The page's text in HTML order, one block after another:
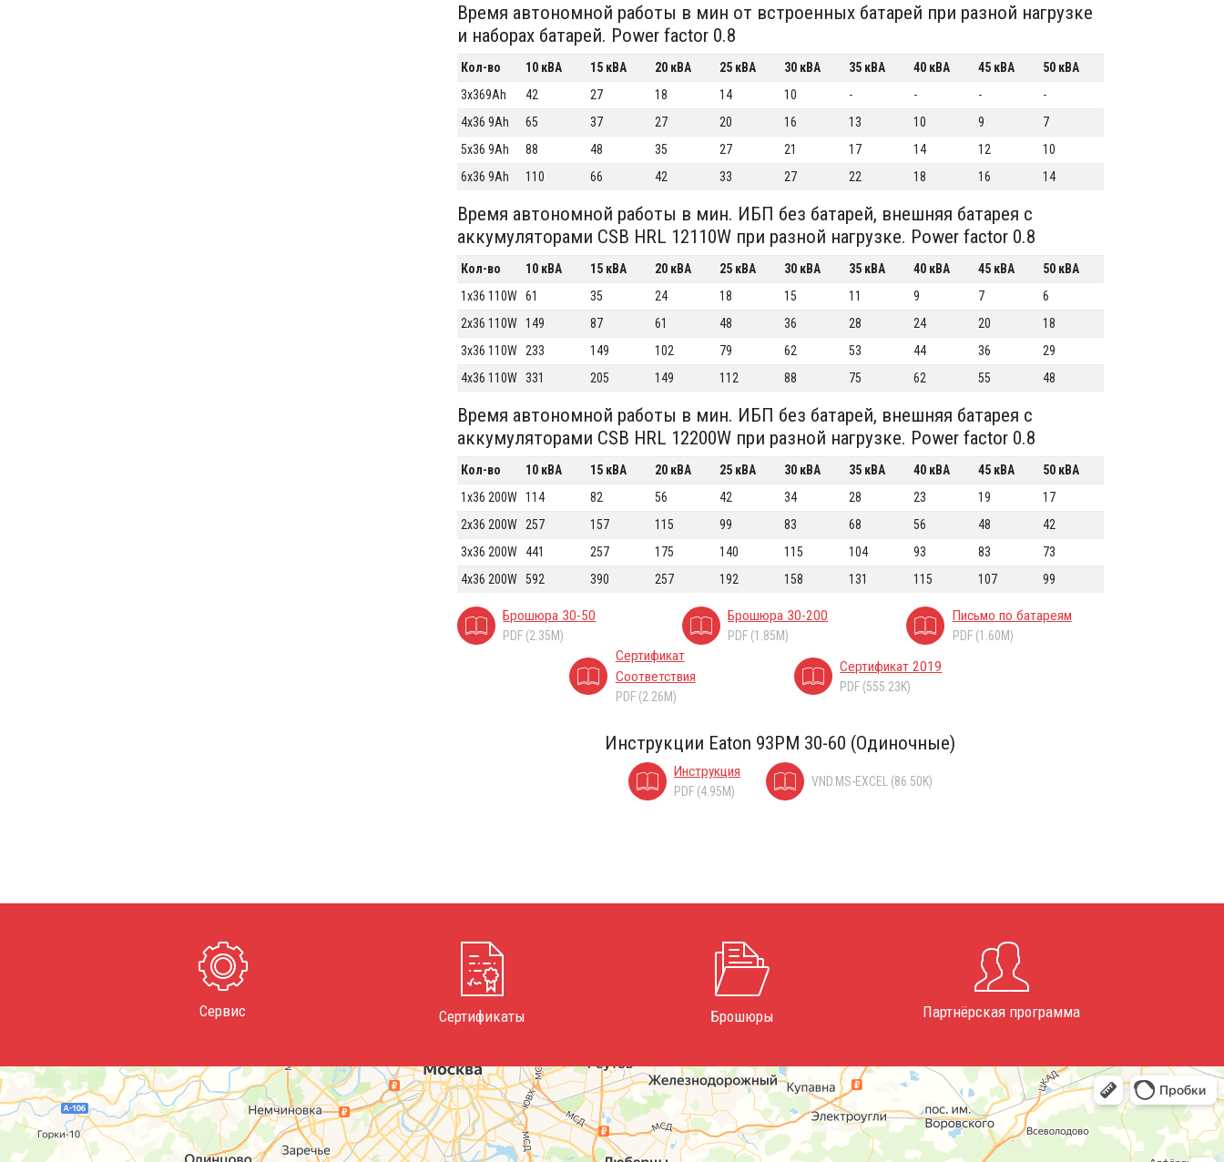
Время автономной работы в мин от встроенных батарей при разной нагрузке
и наборах батарей. Power factor 0.8
Кол-во 10 кВА 15 кВА 20 кВА 25 кВА 30 кВА 35 кВА 40 кВА 45 кВА
50 кВА
3x369Ah
42 27 18 14 10 - - -
-
4x36 9Ah
65 37 27 20 16 13 10 9
7
5x36 9Ah
88 48 35 27 21 17 14 12
10
6x36 9Ah
110 66 42 33 27 22 18 16 14
Время автономной работы в мин. ИБП без батарей, внешняя батарея с
аккумуляторами CSB HRL 12110W при разной нагрузке. Power factor 0.8
Кол-во 10 кВА 15 кВА 20 кВА 25 кВА 30 кВА 35 кВА 40 кВА 45 кВА
50 кВА
1x36 110W 61 35 24 18 15 11 9 7
6
2x36 110W 149 87 61 48 36 28 24 20
18
3x36 110W
233 149 102 79 62 53 44 36
29
4x36 110W 331 205 149 112 88 75 62 55 48
Время автономной работы в мин. ИБП без батарей, внешняя батарея с
аккумуляторами CSB HRL 12200W при разной нагрузке. Power factor 0.8
Кол-во 10 кВА 15 кВА 20 кВА 25 кВА 30 кВА 35 кВА 40 кВА 45 кВА
50 кВА
1x36 200W 114 82 56 42 34 28 23 19
17
2x36 200W
257 157 115 99 83 68 56 48
42
3x36 200W 441 257 175 140 115 104 93 83
73
4x36 200W 592 390 257 192 158 131 115 107 99
Брошюра 30-50
PDF (2.35M)
Брошюра 30-200
PDF (1.85M)
Письмо по батареям
PDF (1.60M)
Сертификат
Соответствия
PDF (2.26M)
Сертификат 2019
PDF (555.23K)
Инструкции Eaton 93PM 30-60 (Одиночные)
Инструкция
PDF (4.95M)
VND.MS-EXCEL (86.50K)
Сервис Сертификаты Брошюры Партнёрская программа